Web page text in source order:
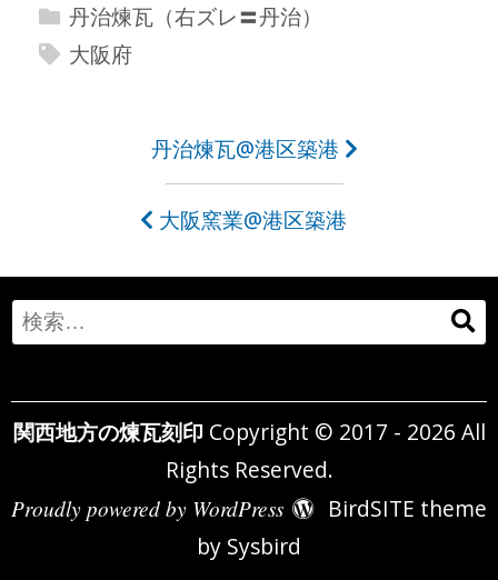
丹治煉瓦（右ズレ〓丹治）
大阪府
ビ
ゲ
ー
シ
ョ
丹治煉瓦@港区築港
大阪窯業@港区築港
Search
for:
関西地方の煉瓦刻印 Copyright © 2017 - 2026 All
Rights Reserved.
Proudly powered by WordPress
BirdSITE theme
by Sysbird